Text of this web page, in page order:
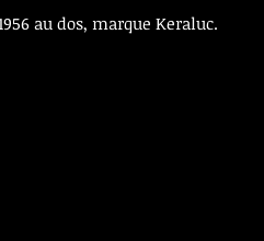
au dos, marque Keraluc.